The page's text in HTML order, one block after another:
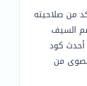
من صلاحيته
السيف
أحدث كود
من